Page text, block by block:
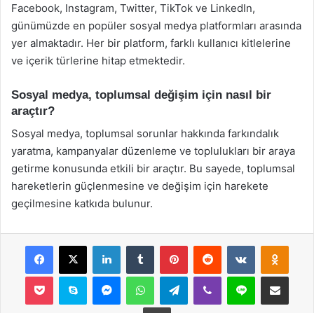
Facebook, Instagram, Twitter, TikTok ve LinkedIn,
günümüzde en popüler sosyal medya platformları arasında
yer almaktadır. Her bir platform, farklı kullanıcı kitlelerine
ve içerik türlerine hitap etmektedir.
Sosyal medya, toplumsal değişim için nasıl bir
araçtır?
Sosyal medya, toplumsal sorunlar hakkında farkındalık
yaratma, kampanyalar düzenleme ve toplulukları bir araya
getirme konusunda etkili bir araçtır. Bu sayede, toplumsal
hareketlerin güçlenmesine ve değişim için harekete
geçilmesine katkıda bulunur.
Facebook
X LinkedInTumblr PinterestReddit VKontakte
Pocket Skype MessengerWhatsAppTelegramViber Line E-Posta ile
Yazdır